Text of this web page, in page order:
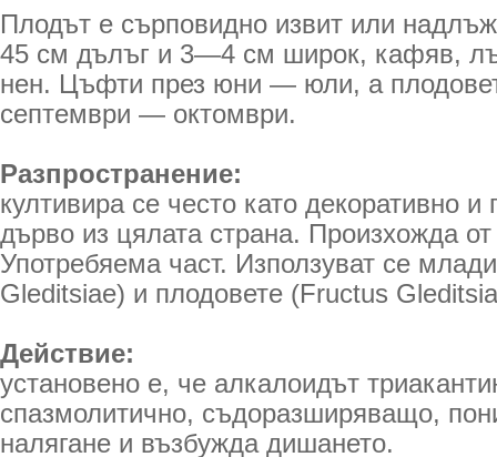
Плодът е сърповидно извит или
45 см дълъг и 3—4 см широк, кафяв,
нен. Цъфти през юни — юли, а
септември — октомври.
Разпространение:
култивира се често като декоративно и
дърво из цялата страна. Произхожда
Употребяема част. Използуват се
Gleditsiae) и плодовете (Fructus
Действие:
установено е, че алкалоидът
спазмолитично, съдоразширяващо,
налягане и възбужда дишането.